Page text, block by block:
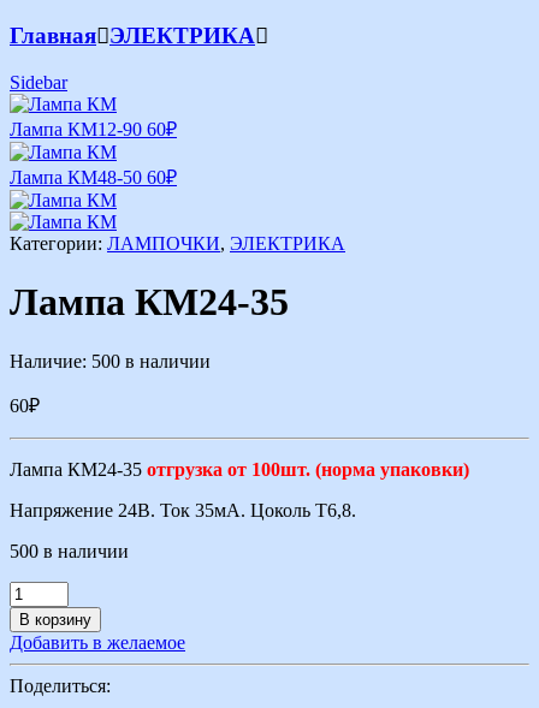
Главная ЭЛЕКТРИКА
Sidebar
Лампа КМ12-90 60₽
Лампа КМ48-50 60₽
Категории: ЛАМПОЧКИ, ЭЛЕКТРИКА
Лампа КМ24-35
Наличие: 500 в наличии
60₽
Лампа КМ24-35 отгрузка от 100шт. (норма упаковки)
Напряжение 24В. Ток 35мА. Цоколь Т6,8.
500 в наличии
В корзину
Добавить в желаемое
Поделиться: